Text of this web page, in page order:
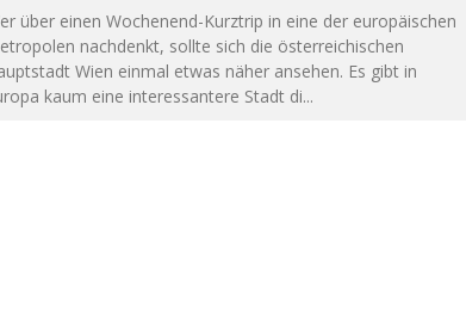
über einen Wochenend-Kurztrip in eine der europäischen
nachdenkt, sollte sich die österreichischen
Wien einmal etwas näher ansehen. Es gibt in
kaum eine interessantere Stadt di...